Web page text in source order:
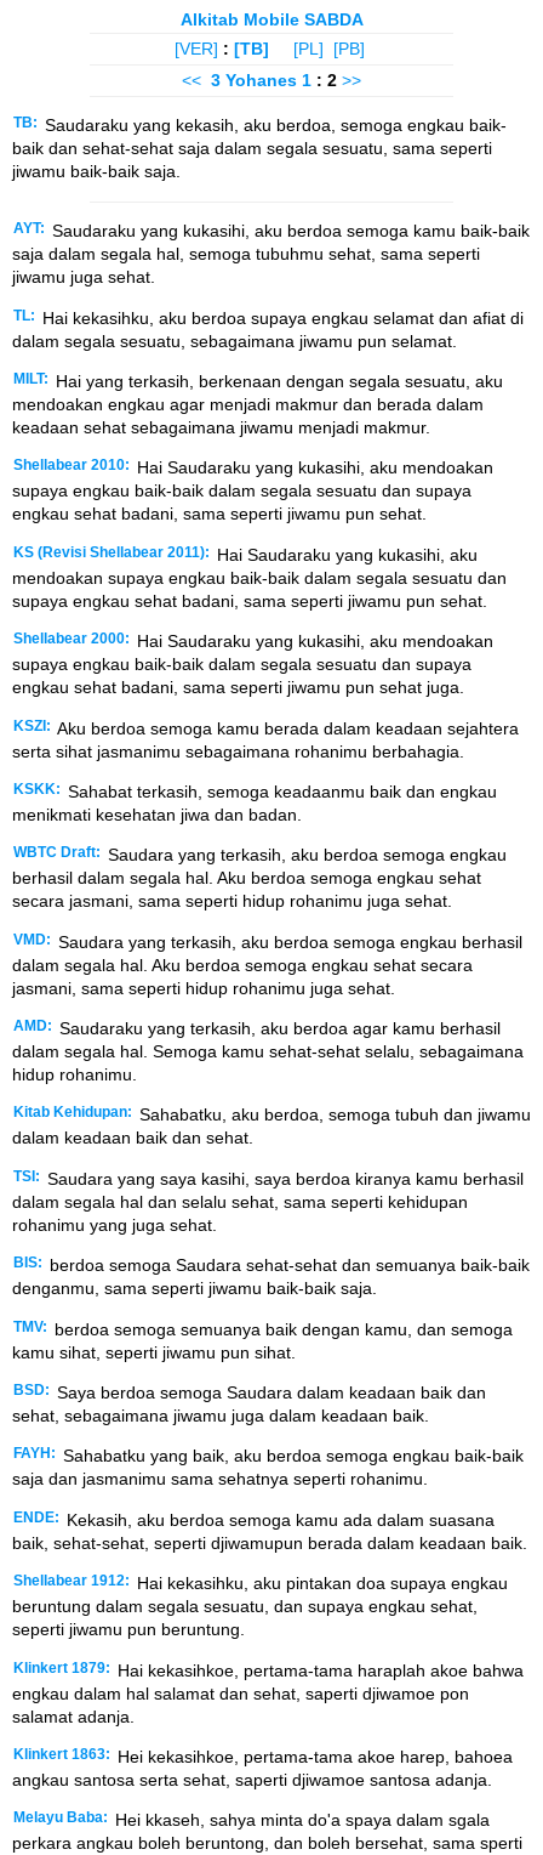
Alkitab Mobile SABDA
[VER] : [TB] [PL]
[PB]
<< 3 Yohanes 1 : 2 >>
TB: Saudaraku yang kekasih, aku berdoa, semoga engkau baik-
baik dan sehat-sehat saja dalam segala sesuatu, sama seperti
jiwamu baik-baik saja.
AYT: Saudaraku yang kukasihi, aku berdoa semoga kamu baik-baik
saja dalam segala hal, semoga tubuhmu sehat, sama seperti
jiwamu juga sehat.
TL:
Hai kekasihku, aku berdoa supaya engkau selamat dan afiat di
dalam segala sesuatu, sebagaimana jiwamu pun selamat.
MILT:
Hai yang terkasih, berkenaan dengan segala sesuatu, aku
mendoakan engkau agar menjadi makmur dan berada dalam
keadaan sehat sebagaimana jiwamu menjadi makmur.
Shellabear 2010:
Hai Saudaraku yang kukasihi, aku mendoakan
supaya engkau baik-baik dalam segala sesuatu dan supaya
engkau sehat badani, sama seperti jiwamu pun sehat.
KS (Revisi Shellabear 2011):
Hai Saudaraku yang kukasihi, aku
mendoakan supaya engkau baik-baik dalam segala sesuatu dan
supaya engkau sehat badani, sama seperti jiwamu pun sehat.
Shellabear 2000:
Hai Saudaraku yang kukasihi, aku mendoakan
supaya engkau baik-baik dalam segala sesuatu dan supaya
engkau sehat badani, sama seperti jiwamu pun sehat juga.
KSZI: Aku berdoa semoga kamu berada dalam keadaan sejahtera
serta sihat jasmanimu sebagaimana rohanimu berbahagia.
KSKK: Sahabat terkasih, semoga keadaanmu baik dan engkau
menikmati kesehatan jiwa dan badan.
WBTC Draft: Saudara yang terkasih, aku berdoa semoga engkau
berhasil dalam segala hal. Aku berdoa semoga engkau sehat
secara jasmani, sama seperti hidup rohanimu juga sehat.
VMD: Saudara yang terkasih, aku berdoa semoga engkau berhasil
dalam segala hal. Aku berdoa semoga engkau sehat secara
jasmani, sama seperti hidup rohanimu juga sehat.
AMD: Saudaraku yang terkasih, aku berdoa agar kamu berhasil
dalam segala hal. Semoga kamu sehat-sehat selalu, sebagaimana
hidup rohanimu.
Kitab Kehidupan: Sahabatku, aku berdoa, semoga tubuh dan jiwamu
dalam keadaan baik dan sehat.
TSI: Saudara yang saya kasihi, saya berdoa kiranya kamu berhasil
dalam segala hal dan selalu sehat, sama seperti kehidupan
rohanimu yang juga sehat.
BIS:
berdoa semoga Saudara sehat-sehat dan semuanya baik-baik
denganmu, sama seperti jiwamu baik-baik saja.
TMV:
berdoa semoga semuanya baik dengan kamu, dan semoga
kamu sihat, seperti jiwamu pun sihat.
BSD: Saya berdoa semoga Saudara dalam keadaan baik dan
sehat, sebagaimana jiwamu juga dalam keadaan baik.
FAYH: Sahabatku yang baik, aku berdoa semoga engkau baik-baik
saja dan jasmanimu sama sehatnya seperti rohanimu.
ENDE:
Kekasih, aku berdoa semoga kamu ada dalam suasana
baik, sehat-sehat, seperti djiwamupun berada dalam keadaan baik.
Shellabear 1912:
Hai kekasihku, aku pintakan doa supaya engkau
beruntung dalam segala sesuatu, dan supaya engkau sehat,
seperti jiwamu pun beruntung.
Klinkert 1879:
Hai kekasihkoe, pertama-tama haraplah akoe bahwa
engkau dalam hal salamat dan sehat, saperti djiwamoe pon
salamat adanja.
Klinkert 1863:
Hei kekasihkoe, pertama-tama akoe harep, bahoea
angkau santosa serta sehat, saperti djiwamoe santosa adanja.
Melayu Baba:
Hei kkaseh, sahya minta do'a spaya dalam sgala
perkara angkau boleh beruntong, dan boleh bersehat, sama sperti